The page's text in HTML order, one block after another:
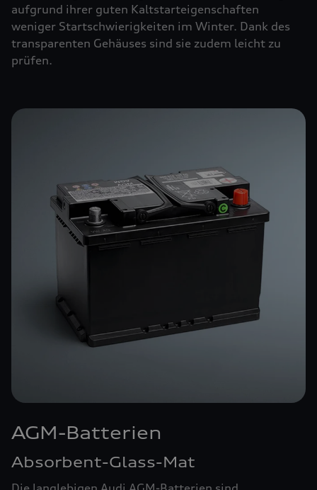
aufgrund ihrer guten Kaltstarteigenschaften
weniger Startschwierigkeiten im Winter. Dank des
transparenten Gehäuses sind sie zudem leicht zu
prüfen.
AGM-Batterien
Absorbent-Glass-Mat